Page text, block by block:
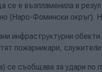
е възпламенила в
(Наро-Фомински окръг).
инфраструктурни
пожарникари,
се съобщава за удари по